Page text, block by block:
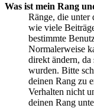
Was ist mein Rang
Ränge, die unter
wie viele
bestimmte
Normalerweise
direkt ändern,
wurden. Bitte
deinen Rang zu
Verhalten nicht
deinen Rang